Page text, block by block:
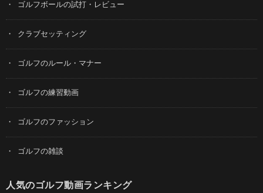
ゴルフボールの試打・レビュー
クラブセッティング
ゴルフのルール・マナー
ゴルフの練習動画
ゴルフのファッション
ゴルフの雑談
人気のゴルフ動画ランキング